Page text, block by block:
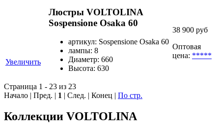
Увеличить
Люстры VOLTOLINA
Sospensione Osaka 60
артикул: Sospensione Osaka 60
лампы: 8
Диаметр: 660
Высота: 630
38 900 руб
Оптовая
цена: *****
Страница 1 - 23 из 23
Начало | Пред. | 1 | След. | Конец | По стр.
Коллекции VOLTOLINA